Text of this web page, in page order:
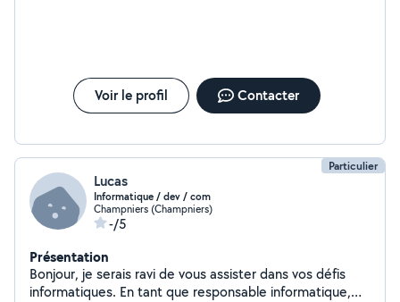
Voir le profil Contacter
Particulier
Lucas
Informatique / dev / com
Champniers (Champniers)
-/5
Présentation
Bonjour, je serais ravi de vous assister dans vos défis
informatiques. En tant que responsable informatique,